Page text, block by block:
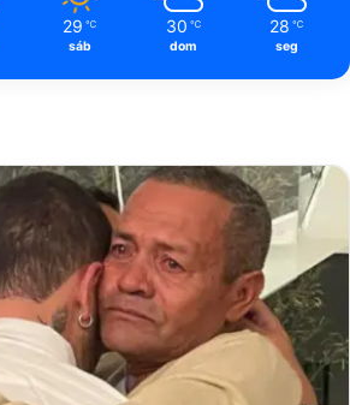
29 ℃
sáb
30 ℃
dom
28 ℃
seg